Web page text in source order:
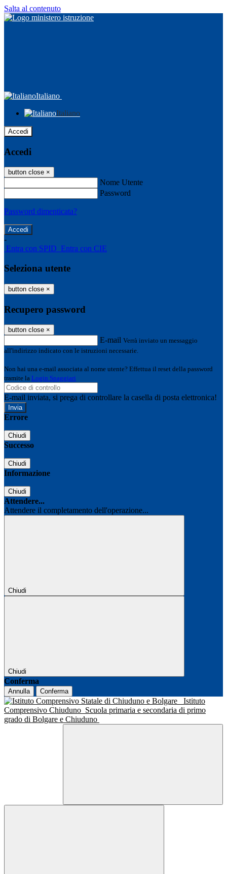
Salta al contenuto
Italiano
Italiano
Accedi
Accedi
button close ×
Nome Utente
Password
Password dimenticata?
-
Entra con SPID Entra con CIE
Seleziona utente
button close ×
Recupero password
button close ×
E-mail Verrà inviato un messaggio
all'indirizzo indicato con le istruzioni necessarie.
Non hai una e-mail associata al nome utente? Effettua il reset della password
tramite la Login Spaggiari
E-mail inviata, si prega di controllare la casella di posta elettronica!
Errore
Chiudi
Successo
Chiudi
Informazione
Chiudi
Attendere...
Attendere il completamento dell'operazione...
Chiudi
Chiudi
Conferma
Annulla Conferma
Istituto
Comprensivo Chiuduno Scuola primaria e secondaria di primo
grado di Bolgare e Chiuduno